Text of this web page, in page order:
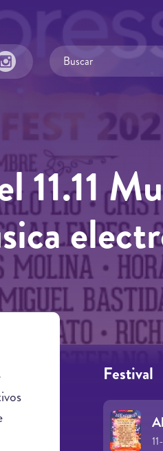
11.11
Festival